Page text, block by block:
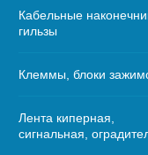
Кабельные
гильзы
Клеммы, блоки
Лента киперная,
сигнальная,